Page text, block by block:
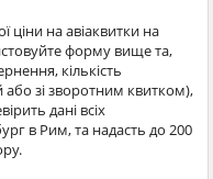
ціни на авіаквитки на
форму вище та,
кількість
зі зворотним квитком),
дані всіх
в Рим, та надасть до 200